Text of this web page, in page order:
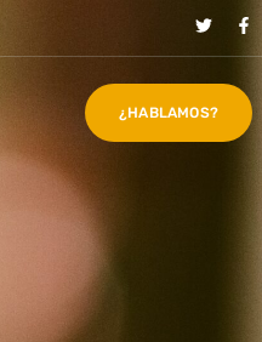
¿HABLAMOS?